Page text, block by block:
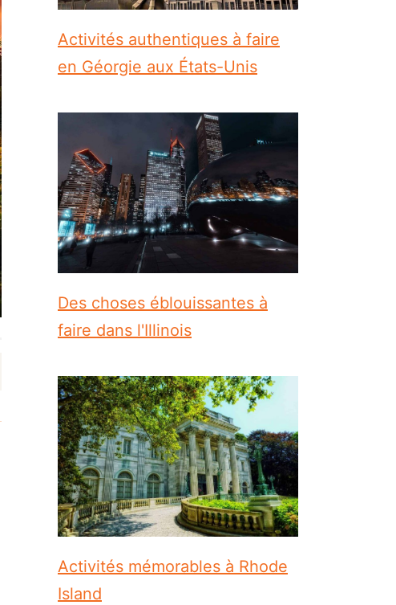
Activités authentiques à faire
en Géorgie aux États-Unis
Des choses éblouissantes à
faire dans l'Illinois
Activités mémorables à Rhode
Island